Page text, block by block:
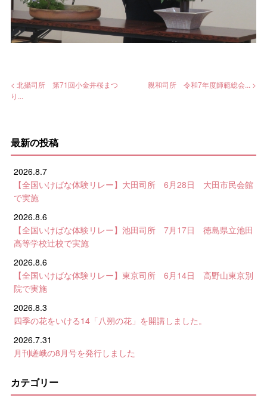
< 北攝司所 第71回小金井桜まつ
り...
親和司所 令和7年度師範総会... >
最新の投稿
2026.8.7
【全国いけばな体験リレー】大田司所 6月28日 大田市民会館
で実施
2026.8.6
【全国いけばな体験リレー】池田司所 7月17日 徳島県立池田
高等学校辻校で実施
2026.8.6
【全国いけばな体験リレー】東京司所 6月14日 高野山東京別
院で実施
2026.8.3
四季の花をいける14「八朔の花」を開講しました。
2026.7.31
月刊嵯峨の8月号を発行しました
カテゴリー